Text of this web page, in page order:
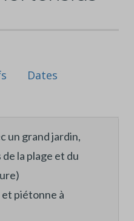
Dates
un grand jardin,
la plage et du
piétonne à